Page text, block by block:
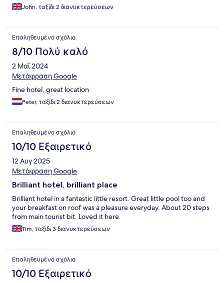
John, ταξίδι 2 διανυκτερεύσεων
Επαληθευμένο σχόλιο
8/10 Πολύ καλό
2 Μαΐ 2024
Μετάφραση Google
Fine hotel, great location
Peter, ταξίδι 2 διανυκτερεύσεων
Επαληθευμένο σχόλιο
10/10 Εξαιρετικό
12 Αυγ 2025
Μετάφραση Google
Brilliant hotel, brilliant place
Brilliant hotel in a fantastic little resort. Great little pool too and
your breakfast on roof was a pleasure everyday. About 20 steps
from main tourist bit. Loved it here.
Tim, ταξίδι 3 διανυκτερεύσεων
Επαληθευμένο σχόλιο
10/10 Εξαιρετικό